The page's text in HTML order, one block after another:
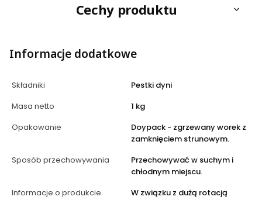
Cechy produktu
Informacje dodatkowe
Składniki
Pestki dyni
Masa netto
1 kg
Opakowanie
Doypack - zgrzewany worek z
zamknięciem strunowym.
Sposób przechowywania
Przechowywać w suchym i
chłodnym miejscu.
Informacje o produkcie
W związku z dużą rotacją